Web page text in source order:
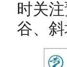
时关
谷、